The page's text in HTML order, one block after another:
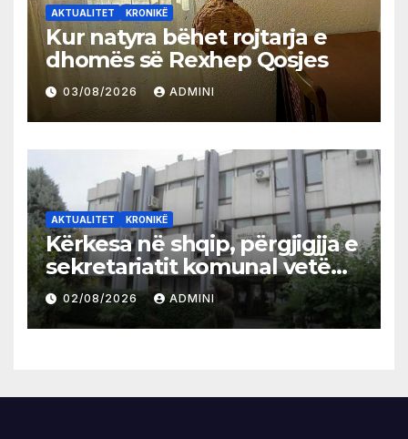
AKTUALITET KRONIKË
Kur natyra bëhet rojtarja e
dhomës së Rexhep Qosjes
03/08/2026 ADMINI
AKTUALITET KRONIKË
Kërkesa në shqip, përgjigjja e
sekretariatit komunal vetëm
në gjuhën malazeze
02/08/2026 ADMINI